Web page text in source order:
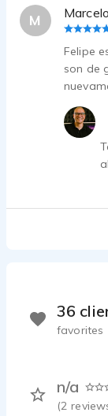
M Marcelo
Felipe
son de
n/a
(2
36
favorites